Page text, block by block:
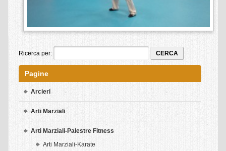
Insegnanti shiatsu
Allievi Shiatsu
Intensivi Shiatsu
Oasi Shiatsu
Relax Shiatsu
SCUOLA
IRTE
Ricerca per:
Pagine
Arcieri
Arti Marziali
Arti Marziali-Palestre Fitness
Arti Marziali-Karate